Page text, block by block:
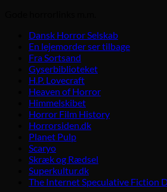
Dansk Horror Selskab
En lejemorder ser tilbage
Fra Sortsand
Gyserbiblioteket
H.P. Lovecraft
Heaven of Horror
Himmelskibet
Horror Film History
Horrorsiden.dk
Planet Pulp
Scaryo
Skræk og Rædsel
Superkultur.dk
The Internet Speculative Fiction